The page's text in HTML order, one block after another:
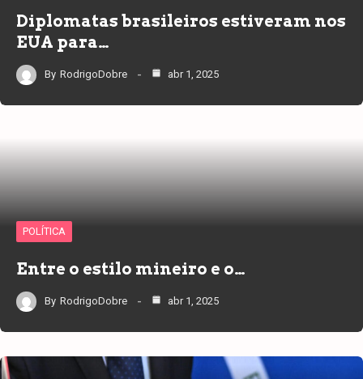
Diplomatas brasileiros estiveram nos
EUA para…
By RodrigoDobre abr 1, 2025
POLÍTICA
Entre o estilo mineiro e o…
By RodrigoDobre abr 1, 2025